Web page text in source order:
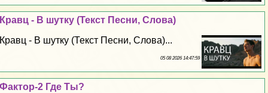
Кравц - В шутку (Текст Песни, Слова)
Кравц - В шутку (Текст Песни, Слова)...
05 08 2026 14:47:59
Фактор-2 Где Ты?